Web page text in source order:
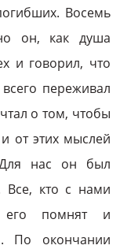
Восемь
он, как душа
и говорил, что
переживал
о том, чтобы
от этих мыслей
Для нас он был
кто с нами
помнят и
По окончании